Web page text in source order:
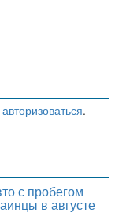
авторизоваться.